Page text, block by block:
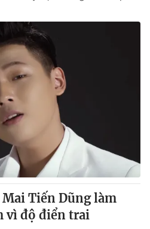
Tiến Dũng làm
vì độ điển trai